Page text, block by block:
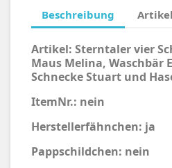
Beschreibung
Artikel: Sterntaler vier
Maus Melina, Waschbär
Schnecke Stuart und
ItemNr.: nein
Herstellerfähnchen: ja
Pappschildchen: nein